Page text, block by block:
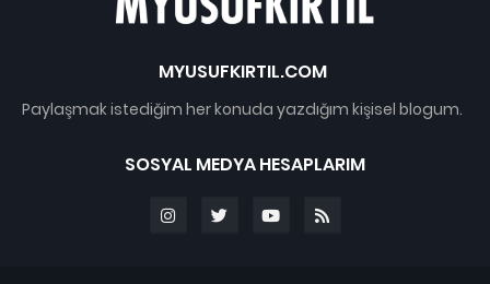
MYUSUFKIRTIL.COM
Paylaşmak istediğim her konuda yazdığım kişisel blogum.
SOSYAL MEDYA HESAPLARIM